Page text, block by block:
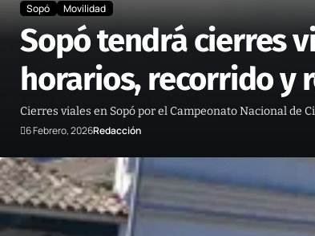
Sopó Movilidad
Sopó tendrá cierres
horarios, recorrido y
Cierres viales en Sopó por el Campeonato Nacional de
6 Febrero, 2026Redacción